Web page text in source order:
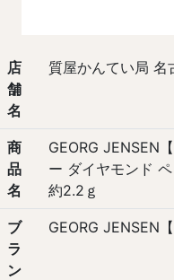
店
舗
名
質屋かんてい局 名
商
品
名
GEORG JENSEN
ー ダイヤモンド
約2.2ｇ
ブ
ラ
ン
GEORG JENSEN